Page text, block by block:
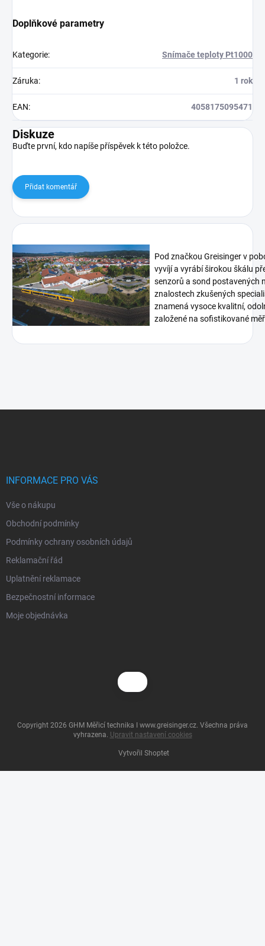
Doplňkové parametry
Kategorie: Snímače teploty Pt1000
Záruka: 1 rok
EAN: 4058175095471
Diskuze
Buďte první, kdo napíše příspěvek k této položce.
Přidat komentář
Pod značkou Greisinger v
vyvíjí a vyrábí širokou škálu
senzorů a sond postavených
znalostech zkušených
znamená vysoce kvalitní,
založené na sofistikované
INFORMACE PRO VÁS
Vše o nákupu
Obchodní podmínky
Podmínky ochrany osobních údajů
Reklamační řád
Uplatnění reklamace
Bezpečnostní informace
Moje objednávka
Vytvořil Shoptet
Copyright 2026 GHM Měřicí technika I www.greisinger.cz. Všechna práva
vyhrazena. Upravit nastavení cookies